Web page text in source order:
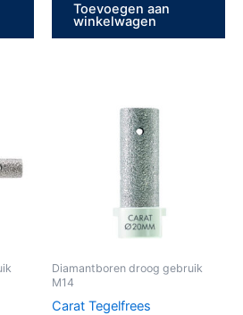
Toevoegen aan
winkelwagen
Diamantboren droog gebruik
M14
Carat Tegelfrees